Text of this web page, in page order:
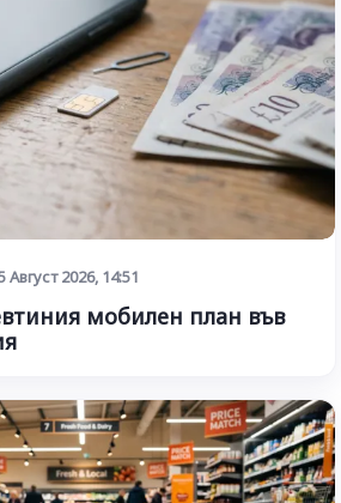
Август 2026, 14:51
мобилен план във